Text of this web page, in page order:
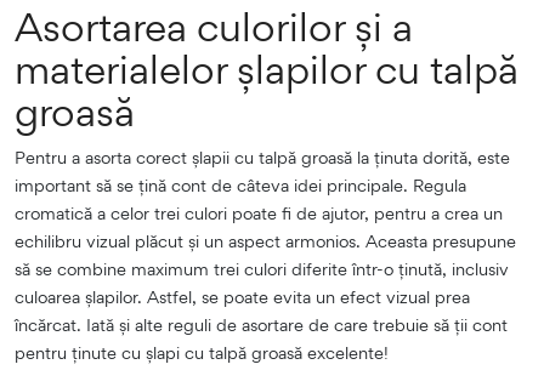
Asortarea culorilor și a
materialelor șlapilor cu talpă
groasă
Pentru a asorta corect șlapii cu talpă groasă la ținuta dorită, este
important să se țină cont de câteva idei principale. Regula
cromatică a celor trei culori poate fi de ajutor, pentru a crea un
echilibru vizual plăcut și un aspect armonios. Aceasta presupune
să se combine maximum trei culori diferite într-o ținută, inclusiv
culoarea șlapilor. Astfel, se poate evita un efect vizual prea
încărcat. Iată și alte reguli de asortare de care trebuie să ții cont
pentru ținute cu șlapi cu talpă groasă excelente!